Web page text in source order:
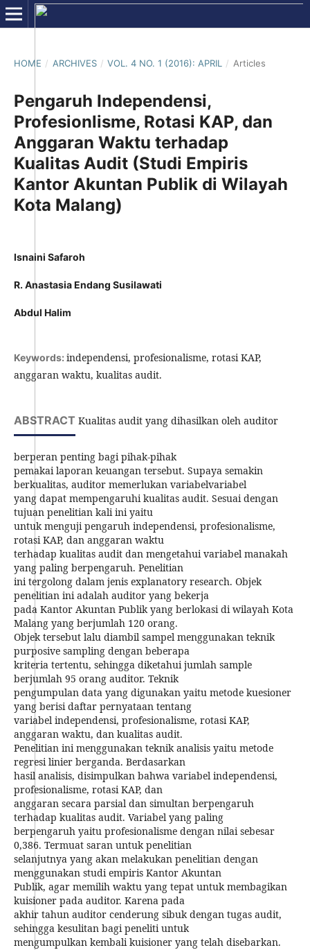
HOME / ARCHIVES / VOL. 4 NO. 1 (2016): APRIL / Articles
Pengaruh Independensi,
Profesionlisme, Rotasi KAP, dan
Anggaran Waktu terhadap
Kualitas Audit (Studi Empiris
Kantor Akuntan Publik di Wilayah
Kota Malang)
Isnaini Safaroh
R. Anastasia Endang Susilawati
Abdul Halim
Keywords: independensi, profesionalisme, rotasi KAP,
anggaran waktu, kualitas audit.
ABSTRACT Kualitas audit yang dihasilkan oleh auditor
berperan penting bagi pihak-pihak
pemakai laporan keuangan tersebut. Supaya semakin
berkualitas, auditor memerlukan variabelvariabel
yang dapat mempengaruhi kualitas audit. Sesuai dengan
tujuan penelitian kali ini yaitu
untuk menguji pengaruh independensi, profesionalisme,
rotasi KAP, dan anggaran waktu
terhadap kualitas audit dan mengetahui variabel manakah
yang paling berpengaruh. Penelitian
ini tergolong dalam jenis explanatory research. Objek
penelitian ini adalah auditor yang bekerja
pada Kantor Akuntan Publik yang berlokasi di wilayah Kota
Malang yang berjumlah 120 orang.
Objek tersebut lalu diambil sampel menggunakan teknik
purposive sampling dengan beberapa
kriteria tertentu, sehingga diketahui jumlah sample
berjumlah 95 orang auditor. Teknik
pengumpulan data yang digunakan yaitu metode kuesioner
yang berisi daftar pernyataan tentang
variabel independensi, profesionalisme, rotasi KAP,
anggaran waktu, dan kualitas audit.
Penelitian ini menggunakan teknik analisis yaitu metode
regresi linier berganda. Berdasarkan
hasil analisis, disimpulkan bahwa variabel independensi,
profesionalisme, rotasi KAP, dan
anggaran secara parsial dan simultan berpengaruh
terhadap kualitas audit. Variabel yang paling
berpengaruh yaitu profesionalisme dengan nilai sebesar
0,386. Termuat saran untuk penelitian
selanjutnya yang akan melakukan penelitian dengan
menggunakan studi empiris Kantor Akuntan
Publik, agar memilih waktu yang tepat untuk membagikan
kuisioner pada auditor. Karena pada
akhir tahun auditor cenderung sibuk dengan tugas audit,
sehingga kesulitan bagi peneliti untuk
mengumpulkan kembali kuisioner yang telah disebarkan.